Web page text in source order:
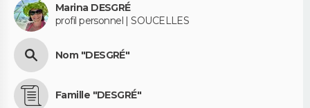
Marina DESGRÉ
profil personnel | SOUCELLES
Nom "DESGRÉ"
Famille "DESGRÉ"